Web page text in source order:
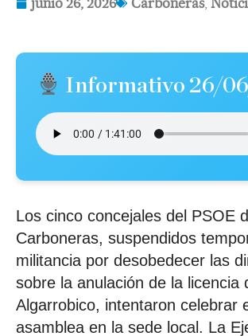
Informativo 26/
Los cinco concejales del PSOE
Carboneras, suspendidos
militancia por desobedecer las
sobre la anulación de la licencia
Algarrobico, intentaron celebrar
asamblea en la sede local. La